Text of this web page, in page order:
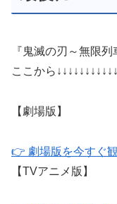
『鬼滅の刃～無限
ここから
【劇場版】
👉 劇場版を今すぐ
【TVアニメ版】